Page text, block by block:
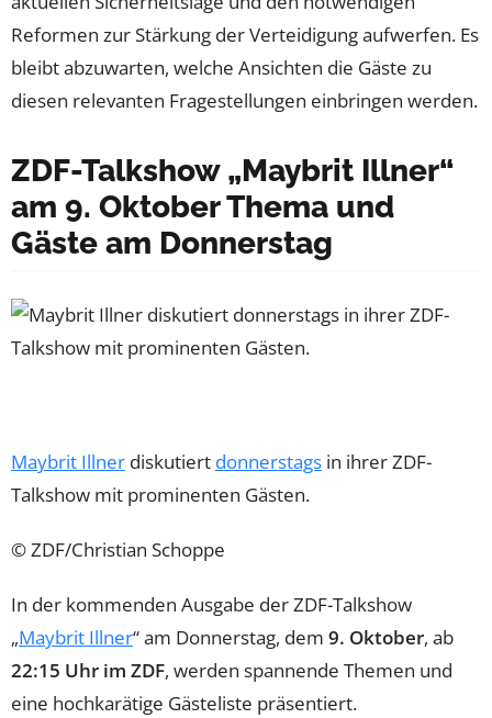
Reformen zur Stärkung der Verteidigung aufwerfen. Es
bleibt abzuwarten, welche Ansichten die Gäste zu
diesen relevanten Fragestellungen einbringen werden.
ZDF-Talkshow „Maybrit Illner“
am 9. Oktober Thema und
Gäste am Donnerstag
Maybrit Illner diskutiert donnerstags in ihrer ZDF-
Talkshow mit prominenten Gästen.
© ZDF/Christian Schoppe
In der kommenden Ausgabe der ZDF-Talkshow
„Maybrit Illner“ am Donnerstag, dem 9. Oktober, ab
22:15 Uhr im ZDF, werden spannende Themen und
eine hochkarätige Gästeliste präsentiert.